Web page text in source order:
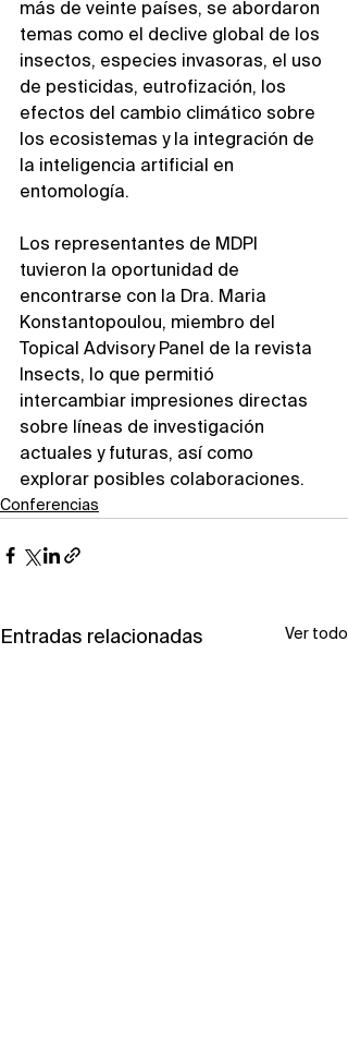
más de veinte países, se abordaron
temas como el declive global de los
insectos, especies invasoras, el uso
de pesticidas, eutrofización, los
efectos del cambio climático sobre
los ecosistemas y la integración de
la inteligencia artificial en
entomología.
Los representantes de MDPI
tuvieron la oportunidad de
encontrarse con la Dra. Maria
Konstantopoulou, miembro del
Topical Advisory Panel de la revista
Insects, lo que permitió
intercambiar impresiones directas
sobre líneas de investigación
actuales y futuras, así como
explorar posibles colaboraciones.
Conferencias
Entradas relacionadas Ver todo